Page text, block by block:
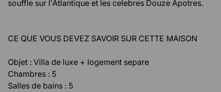
souffle sur l'Atlantique et les celebres Douze Apotres.
CE QUE VOUS DEVEZ SAVOIR SUR CETTE MAISON
Objet : Villa de luxe + logement separe
Chambres : 5
Salles de bains : 5